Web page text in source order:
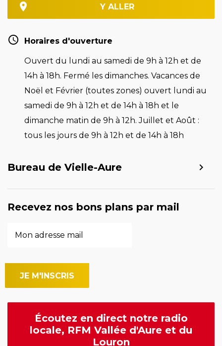
Y ALLER
Horaires d'ouverture
Ouvert du lundi au samedi de 9h à 12h et de
14h à 18h. Fermé les dimanches. Vacances de
Noël et Février (toutes zones) ouvert lundi au
samedi de 9h à 12h et de 14h à 18h et le
dimanche matin de 9h à 12h. Juillet et Août :
tous les jours de 9h à 12h et de 14h à 18h
Bureau de Vielle-Aure
Recevez nos bons plans par mail
Écoutez en direct notre radio
locale, RFM Vallée d'Aure et du
Louron